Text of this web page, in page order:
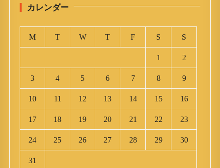
カレンダー
M T W T F S S
1 2
3 4 5 6 7 8 9
10 11 12 13 14 15 16
17 18 19 20 21 22 23
24 25 26 27 28 29 30
31